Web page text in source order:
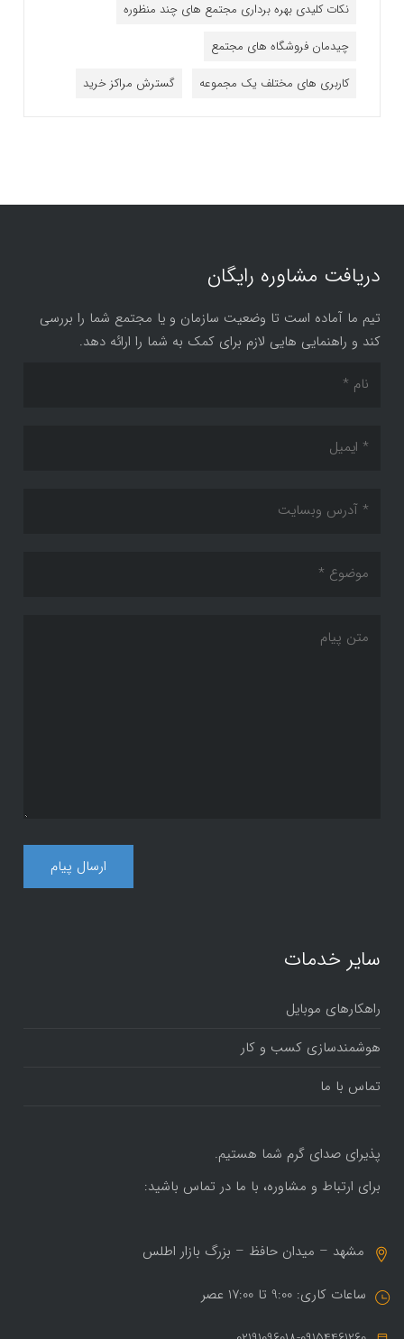
نکات کلیدی بهره برداری مجتمع های چند منظوره
چیدمان فروشگاه های مجتمع
کاربری های مختلف یک مجموعه
گسترش مراکز خرید
دریافت مشاوره رایگان
تیم ما آماده است تا وضعیت سازمان و یا مجتمع شما را بررسی
کند و راهنمایی هایی لازم برای کمک به شما را ارائه دهد.
سایر خدمات
راهکارهای موبایل
هوشمندسازی کسب و کار
تماس با ما
پذیرای صدای گرم شما هستیم.
برای ارتباط و مشاوره، با ما در تماس باشید:
مشهد – میدان حافظ – بزرگ بازار اطلس
ساعات کاری: 9:00 تا 17:00 عصر